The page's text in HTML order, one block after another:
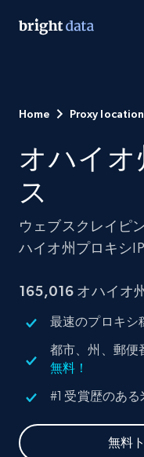
Home Proxy
オハイオ
ス
ウェブスクレイピ
ハイオ州プロキシIP
165,016 オハイオ
最速のプロキシ
都市、州、郵便
無料！
#1 受賞歴のあ
無料